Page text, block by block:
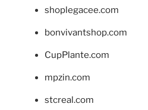
shoplegacee.com
bonvivantshop.com
CupPlante.com
mpzin.com
stcreal.com